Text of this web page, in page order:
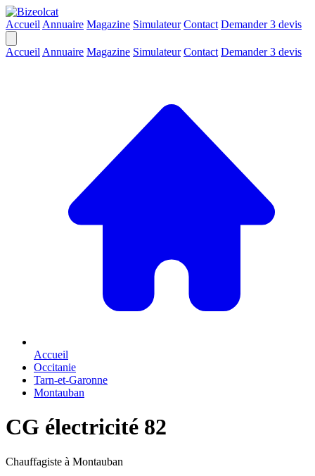
Accueil Annuaire Magazine Simulateur Contact Demander 3 devis
Accueil Annuaire Magazine Simulateur Contact Demander 3 devis
Accueil
Occitanie
Tarn-et-Garonne
Montauban
CG électricité 82
Chauffagiste à Montauban